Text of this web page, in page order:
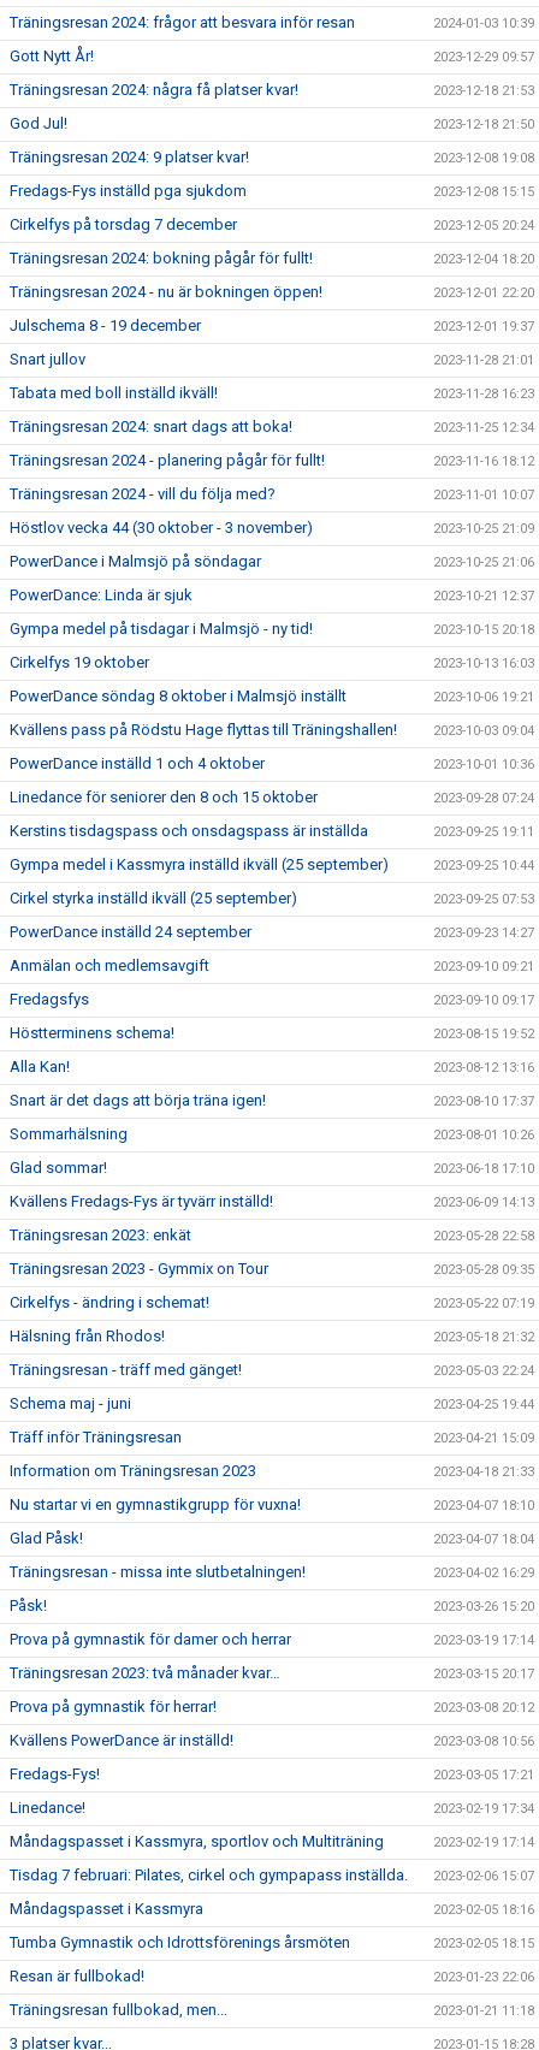
Träningsresan 2024: frågor att besvara inför resan 2024-01-03 10:39
Gott Nytt År! 2023-12-29 09:57
Träningsresan 2024: några få platser kvar! 2023-12-18 21:53
God Jul! 2023-12-18 21:50
Träningsresan 2024: 9 platser kvar! 2023-12-08 19:08
Fredags-Fys inställd pga sjukdom 2023-12-08 15:15
Cirkelfys på torsdag 7 december 2023-12-05 20:24
Träningsresan 2024: bokning pågår för fullt! 2023-12-04 18:20
Träningsresan 2024 - nu är bokningen öppen! 2023-12-01 22:20
Julschema 8 - 19 december 2023-12-01 19:37
Snart jullov 2023-11-28 21:01
Tabata med boll inställd ikväll! 2023-11-28 16:23
Träningsresan 2024: snart dags att boka! 2023-11-25 12:34
Träningsresan 2024 - planering pågår för fullt! 2023-11-16 18:12
Träningsresan 2024 - vill du följa med? 2023-11-01 10:07
Höstlov vecka 44 (30 oktober - 3 november) 2023-10-25 21:09
PowerDance i Malmsjö på söndagar 2023-10-25 21:06
PowerDance: Linda är sjuk 2023-10-21 12:37
Gympa medel på tisdagar i Malmsjö - ny tid! 2023-10-15 20:18
Cirkelfys 19 oktober 2023-10-13 16:03
PowerDance söndag 8 oktober i Malmsjö inställt 2023-10-06 19:21
Kvällens pass på Rödstu Hage flyttas till Träningshallen! 2023-10-03 09:04
PowerDance inställd 1 och 4 oktober 2023-10-01 10:36
Linedance för seniorer den 8 och 15 oktober 2023-09-28 07:24
Kerstins tisdagspass och onsdagspass är inställda 2023-09-25 19:11
Gympa medel i Kassmyra inställd ikväll (25 september) 2023-09-25 10:44
Cirkel styrka inställd ikväll (25 september) 2023-09-25 07:53
PowerDance inställd 24 september 2023-09-23 14:27
Anmälan och medlemsavgift 2023-09-10 09:21
Fredagsfys 2023-09-10 09:17
Höstterminens schema! 2023-08-15 19:52
Alla Kan! 2023-08-12 13:16
Snart är det dags att börja träna igen! 2023-08-10 17:37
Sommarhälsning 2023-08-01 10:26
Glad sommar! 2023-06-18 17:10
Kvällens Fredags-Fys är tyvärr inställd! 2023-06-09 14:13
Träningsresan 2023: enkät 2023-05-28 22:58
Träningsresan 2023 - Gymmix on Tour 2023-05-28 09:35
Cirkelfys - ändring i schemat! 2023-05-22 07:19
Hälsning från Rhodos! 2023-05-18 21:32
Träningsresan - träff med gänget! 2023-05-03 22:24
Schema maj - juni 2023-04-25 19:44
Träff inför Träningsresan 2023-04-21 15:09
Information om Träningsresan 2023 2023-04-18 21:33
Nu startar vi en gymnastikgrupp för vuxna! 2023-04-07 18:10
Glad Påsk! 2023-04-07 18:04
Träningsresan - missa inte slutbetalningen! 2023-04-02 16:29
Påsk! 2023-03-26 15:20
Prova på gymnastik för damer och herrar 2023-03-19 17:14
Träningsresan 2023: två månader kvar… 2023-03-15 20:17
Prova på gymnastik för herrar! 2023-03-08 20:12
Kvällens PowerDance är inställd! 2023-03-08 10:56
Fredags-Fys! 2023-03-05 17:21
Linedance! 2023-02-19 17:34
Måndagspasset i Kassmyra, sportlov och Multiträning 2023-02-19 17:14
Tisdag 7 februari: Pilates, cirkel och gympapass inställda. 2023-02-06 15:07
Måndagspasset i Kassmyra 2023-02-05 18:16
Tumba Gymnastik och Idrottsförenings årsmöten 2023-02-05 18:15
Resan är fullbokad! 2023-01-23 22:06
Träningsresan fullbokad, men... 2023-01-21 11:18
3 platser kvar... 2023-01-15 18:28